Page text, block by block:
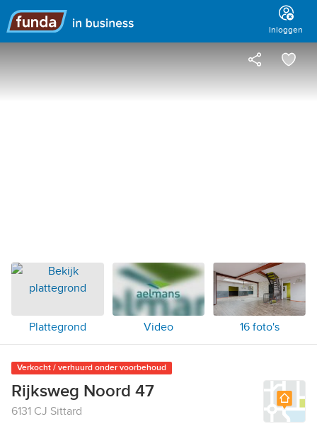
Hoofdmenu
Inloggen
Plattegrond Video 16 foto's
Verkocht / verhuurd onder voorbehoud
Rijksweg Noord 47
6131 CJ Sittard